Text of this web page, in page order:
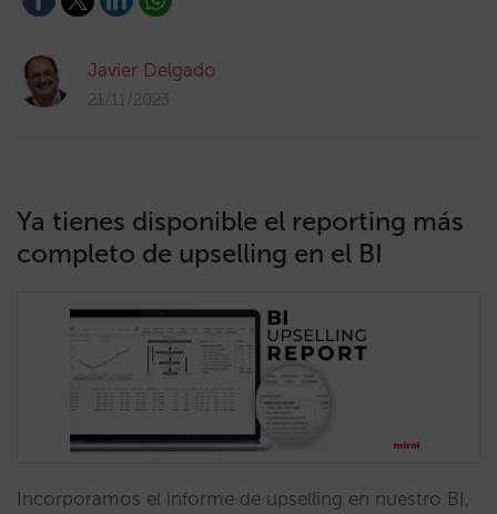
Javier Delgado
21/11/2023
Ya tienes disponible el reporting más
completo de upselling en el BI
Incorporamos el informe de upselling en nuestro BI,